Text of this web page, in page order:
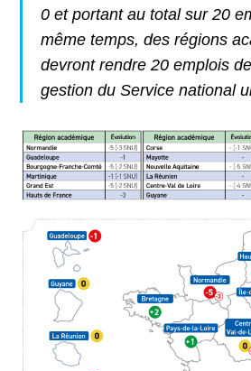
0 et portant au total sur 20
même temps, des régions
devront rendre 20 emplois
gestion du Service national